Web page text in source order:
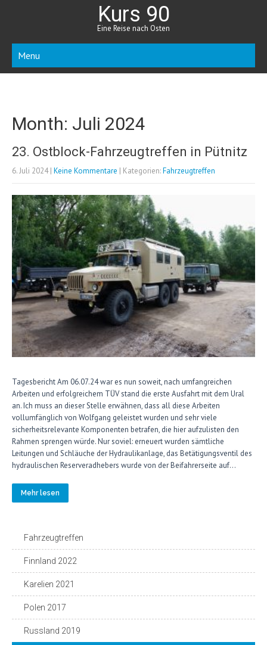
Kurs 90
Eine Reise nach Osten
Menu
Month: Juli 2024
23. Ostblock-Fahrzeugtreffen in Pütnitz
6. Juli 2024 | Keine Kommentare | Kategorien:Fahrzeugtreffen
Tagesbericht Am 06.07.24 war es nun soweit, nach umfangreichen
Arbeiten und erfolgreichem TÜV stand die erste Ausfahrt mit dem Ural
an. Ich muss an dieser Stelle erwähnen, dass all diese Arbeiten
vollumfänglich von Wolfgang geleistet wurden und sehr viele
sicherheitsrelevante Komponenten betrafen, die hier aufzulisten den
Rahmen sprengen würde. Nur soviel: erneuert wurden sämtliche
Leitungen und Schläuche der Hydraulikanlage, das Betätigungsventil des
hydraulischen Reserveradhebers wurde von der Beifahrerseite auf…
Mehr lesen
Fahrzeugtreffen
Finnland 2022
Karelien 2021
Polen 2017
Russland 2019